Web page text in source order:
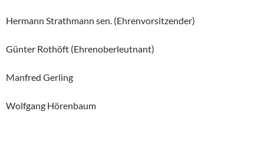
Hermann Strathmann sen. (Ehrenvorsitzender)
Günter Rothöft (Ehrenoberleutnant)
Manfred Gerling
Wolfgang Hörenbaum